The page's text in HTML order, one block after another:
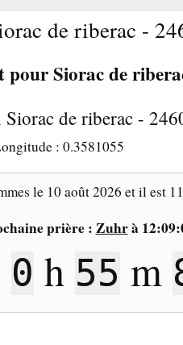
de riberac -
pour Siorac de
Siorac de riberac -
: 0.3581055
le 10 août 2026 et il est
prière : Zuhrà
0 h 55 m